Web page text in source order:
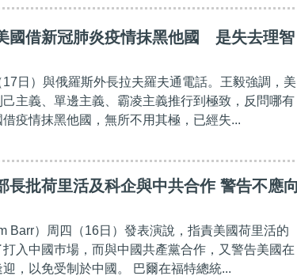
國借新冠肺炎疫情抹黑他國 是失去理智
日）與俄羅斯外長拉夫羅夫通電話。王毅強調，美
主義、單邊主義、霸凌主義推行到極致，反問哪有
疫情抹黑他國，無所不用其極，已經失...
長批荷里活及科企與中共合作 警告不應
Barr）周四（16日）發表演說，指責美國荷里活的
入中國巿場，而與中國共產黨合作，又警告美國在
，以免受制於中國。 巴爾在福特總統...